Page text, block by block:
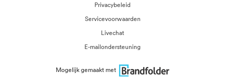
Privacybeleid
Servicevoorwaarden
Livechat
E-mailondersteuning
Mogelijk gemaakt met